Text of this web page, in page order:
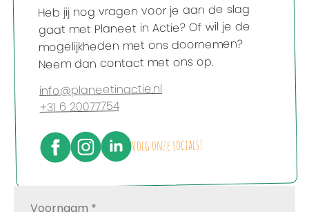
Heb jij nog vragen voor je aan de slag
gaat met Planeet in Actie? Of wil je de
mogelijkheden met ons doornemen?
Neem dan contact met ons op.
info@planeetinactie.nl
+31 6 20077754
Volg onze socials!